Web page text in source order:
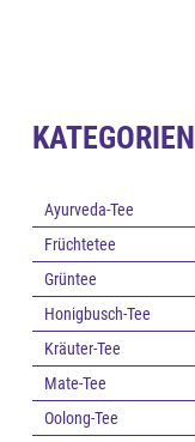
KATEGORIEN
Ayurveda-Tee
Früchtetee
Grüntee
Honigbusch-Tee
Kräuter-Tee
Mate-Tee
Oolong-Tee